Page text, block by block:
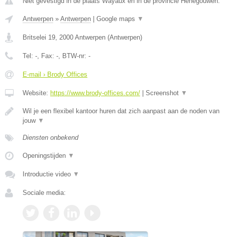
Antwerpen » Antwerpen Google maps ▼
Britselei 19, 2000 Antwerpen (Antwerpen)
Tel: -, Fax: -, BTW-nr: -
E-mail › Brody Offices
Website: https://www.brody-offices.com/ Screenshot ▼
Wil je een flexibel kantoor huren dat zich aanpast aan de noden van
jouw ▼
Diensten onbekend
Openingstijden ▼
Introductie video ▼
Sociale media: